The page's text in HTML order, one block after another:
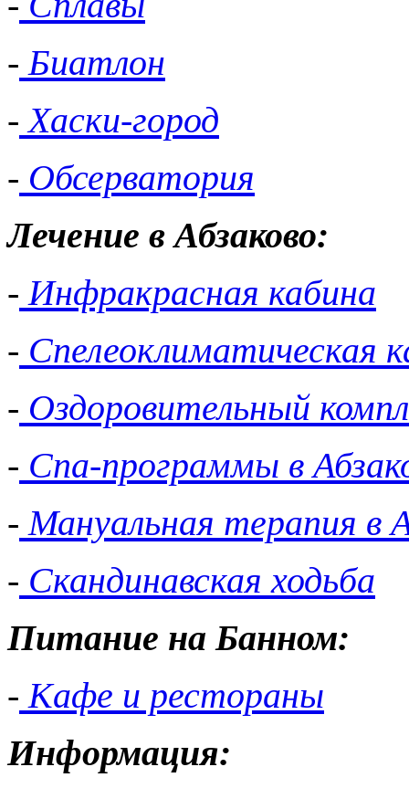
- Биатлон
- Хаски-город
- Обсерватория
Лечение в Абзаково:
- Инфракрасная кабина
- Спелеоклиматическая
- Оздоровительный
- Спа-программы в
- Мануальная терапия в
- Скандинавская ходьба
Питание на Банном:
- Кафе и рестораны
Информация: